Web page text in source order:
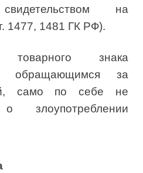
на
1477, 1481 ГК РФ).
товарного знака
обращающимся за
само по себе не
о злоупотреблении